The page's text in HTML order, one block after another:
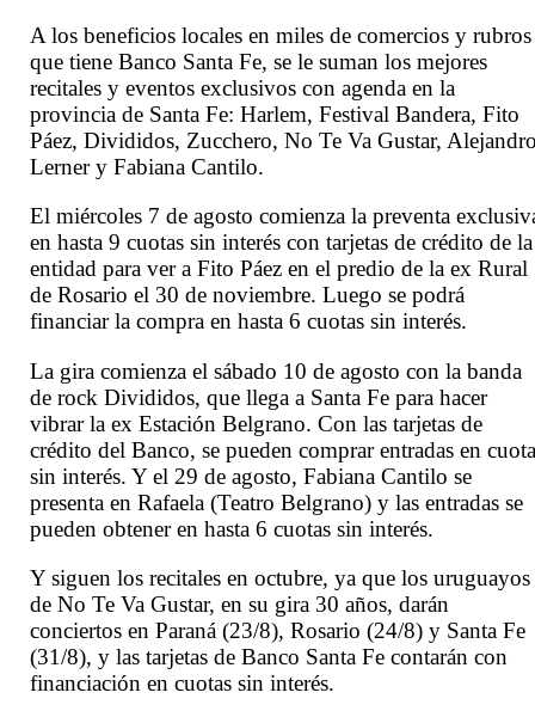
A los beneficios locales en miles de comercios y rubros
que tiene Banco Santa Fe, se le suman los mejores
recitales y eventos exclusivos con agenda en la
provincia de Santa Fe: Harlem, Festival Bandera, Fito
Páez, Divididos, Zucchero, No Te Va Gustar,
Lerner y Fabiana Cantilo.
El miércoles 7 de agosto comienza la preventa
en hasta 9 cuotas sin interés con tarjetas de crédito de la
entidad para ver a Fito Páez en el predio de la ex Rural
de Rosario el 30 de noviembre. Luego se podrá
financiar la compra en hasta 6 cuotas sin interés.
La gira comienza el sábado 10 de agosto con la banda
de rock Divididos, que llega a Santa Fe para hacer
vibrar la ex Estación Belgrano. Con las tarjetas de
crédito del Banco, se pueden comprar entradas en
sin interés. Y el 29 de agosto, Fabiana Cantilo se
presenta en Rafaela (Teatro Belgrano) y las entradas se
pueden obtener en hasta 6 cuotas sin interés.
Y siguen los recitales en octubre, ya que los uruguayos
de No Te Va Gustar, en su gira 30 años, darán
conciertos en Paraná (23/8), Rosario (24/8) y Santa Fe
(31/8), y las tarjetas de Banco Santa Fe contarán con
financiación en cuotas sin interés.